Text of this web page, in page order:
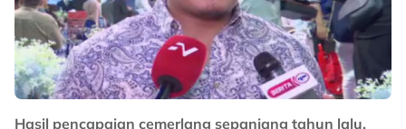
Hasil pencapaian cemerlang sepanjang tahun lalu,